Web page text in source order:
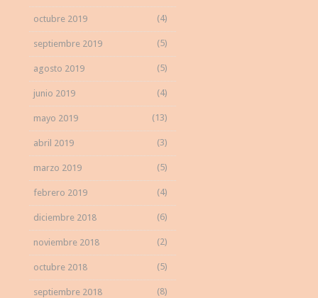
octubre 2019 (4)
septiembre 2019 (5)
agosto 2019 (5)
junio 2019 (4)
mayo 2019 (13)
abril 2019 (3)
marzo 2019 (5)
febrero 2019 (4)
diciembre 2018 (6)
noviembre 2018 (2)
octubre 2018 (5)
septiembre 2018 (8)